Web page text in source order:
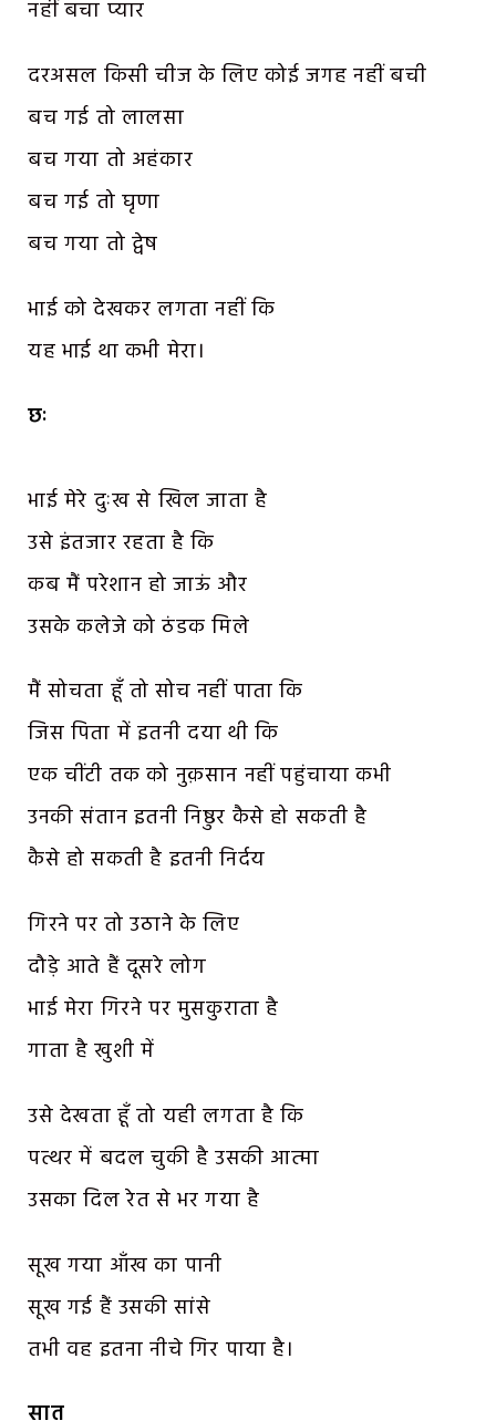
नहीं बचा प्यार
दरअसल किसी चीज के लिए कोई जगह नहीं बची
बच गई तो लालसा
बच गया तो अहंकार
बच गई तो घृणा
बच गया तो द्वेष
भाई को देखकर लगता नहीं कि
यह भाई था कभी मेरा।
छः
भाई मेरे दुःख से खिल जाता है
उसे इंतजार रहता है कि
कब मैं परेशान हो जाऊं और
उसके कलेजे को ठंडक मिले
मैं सोचता हूँ तो सोच नहीं पाता कि
जिस पिता में इतनी दया थी कि
एक चींटी तक को नुक़सान नहीं पहुंचाया कभी
उनकी संतान इतनी निष्ठुर कैसे हो सकती है
कैसे हो सकती है इतनी निर्दय
गिरने पर तो उठाने के लिए
दौड़े आते हैं दूसरे लोग
भाई मेरा गिरने पर मुसकुराता है
गाता है खुशी में
उसे देखता हूँ तो यही लगता है कि
पत्थर में बदल चुकी है उसकी आत्मा
उसका दिल रेत से भर गया है
सूख गया आँख का पानी
सूख गई हैं उसकी सांसे
तभी वह इतना नीचे गिर पाया है।